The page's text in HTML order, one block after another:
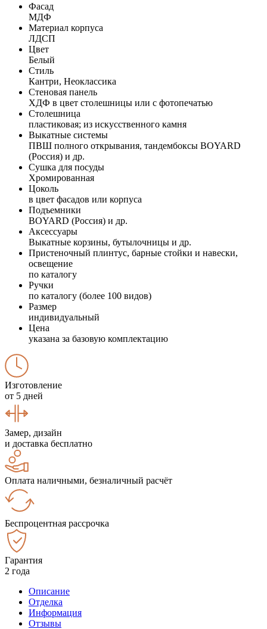
Фасад
МДФ
Материал корпуса
ЛДСП
Цвет
Белый
Стиль
Кантри, Неоклассика
Стеновая панель
ХДФ в цвет столешницы или с фотопечатью
Столешница
пластиковая; из искусственного камня
Выкатные системы
ПВШ полного открывания, тандембоксы BOYARD
(Россия) и др.
Сушка для посуды
Хромированная
Цоколь
в цвет фасадов или корпуса
Подъемники
BOYARD (Россия) и др.
Аксессуары
Выкатные корзины, бутылочницы и др.
Пристеночный плинтус, барные стойки и навески,
освещение
по каталогу
Ручки
по каталогу (более 100 видов)
Размер
индивидуальный
Цена
указана за базовую комплектацию
Изготовление
от 5 дней
Замер, дизайн
и доставка бесплатно
Оплата наличными, безналичный расчёт
Беспроцентная рассрочка
Гарантия
2 года
Описание
Отделка
Информация
Отзывы